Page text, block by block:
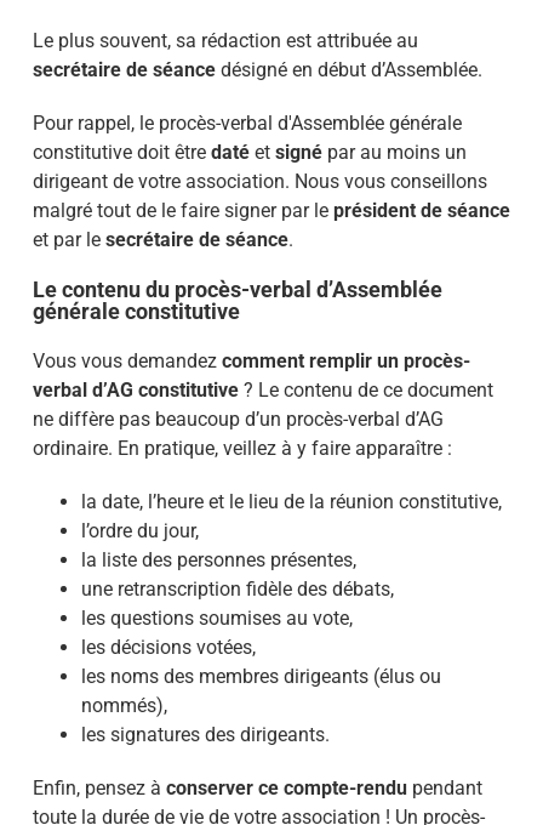
Le plus souvent, sa rédaction est attribuée au
secrétaire de séance désigné en début d’Assemblée.
Pour rappel, le procès-verbal d'Assemblée générale
constitutive doit être daté et signé par au moins un
dirigeant de votre association. Nous vous conseillons
malgré tout de le faire signer par le président de séance
et par le secrétaire de séance.
Le contenu du procès-verbal d’Assemblée
générale constitutive
Vous vous demandez comment remplir un procès-
verbal d’AG constitutive? Le contenu de ce document
ne diffère pas beaucoup d’un procès-verbal d’AG
ordinaire. En pratique, veillez à y faire apparaître :
la date, l’heure et le lieu de la réunion constitutive,
l’ordre du jour,
la liste des personnes présentes,
une retranscription fidèle des débats,
les questions soumises au vote,
les décisions votées,
les noms des membres dirigeants (élus ou
nommés),
les signatures des dirigeants.
Enfin, pensez à conserver ce compte-rendupendant
toute la durée de vie de votre association ! Un procès-